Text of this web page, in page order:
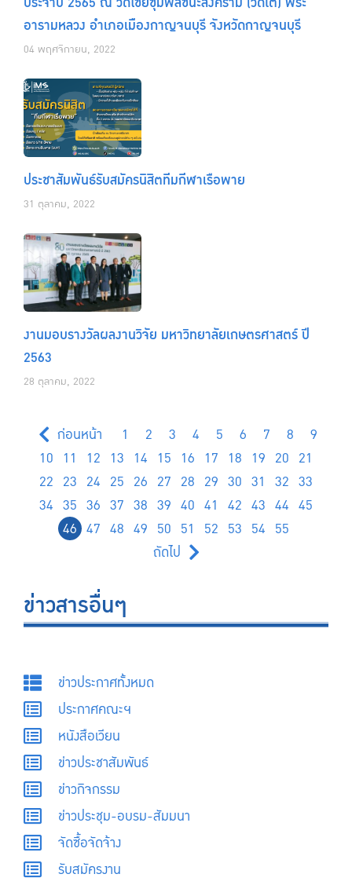
อารามหลวง อำเภอเมืองกาญจนบุรี จังหวัดกาญจนบุรี
04 พฤศจิกายน, 2022
ประชาสัมพันธ์รับสมัครนิสิตทีมกีฬาเรือพาย
31 ตุลาคม, 2022
งานมอบรางวัลผลงานวิจัย มหาวิทยาลัยเกษตรศาสตร์ ปี
2563
28 ตุลาคม, 2022
ก่อนหน้า 1 2 3 4 5 6 7 8
9
10 11 12 13 14 15 16 17 18 19 20 21
22 23 24 25 26 27 28 29 30 31 32 33
34 35 36 37 38 39 40 41 42 43 44 45
46 47 48 49 50 51 52 53 54 55
ถัดไป
ข่าวสารอื่นๆ
ข่าวประกาศทั้งหมด
ประกาศคณะฯ
หนังสือเวียน
ข่าวประชาสัมพันธ์
ข่าวกิจกรรม
ข่าวประชุม-อบรม-สัมมนา
จัดซื้อจัดจ้าง
รับสมัครงาน